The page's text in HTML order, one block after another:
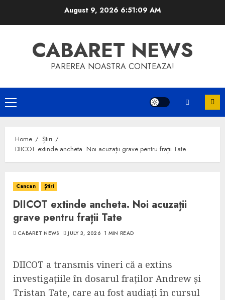
August 9, 20266:51:10 AM
CABARET NEWS
PAREREA NOASTRA CONTEAZA!
Primary
Menu
Home
Știri
DIICOT extinde ancheta. Noi acuzații grave pentru frații Tate
Cancan Știri
DIICOT extinde ancheta. Noi acuzații
grave pentru frații Tate
CABARET NEWS JULY 3, 2026 1 MIN READ
DIICOT a transmis vineri că a extins
investigațiile în dosarul fraților Andrew și
Tristan Tate, care au fost audiați în cursul